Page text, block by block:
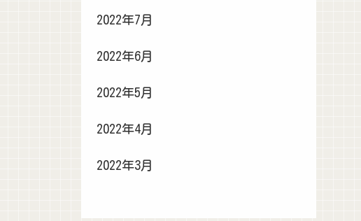
2022年7月
2022年6月
2022年5月
2022年4月
2022年3月